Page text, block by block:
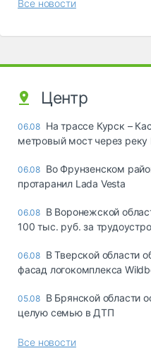
Все новости
Центр
06.08 На трассе Курск –
метровый мост через реку
06.08 Во Фрунзенском
протаранил Lada Vesta
06.08 В Воронежской
100 тыс. руб. за
06.08 В Тверской области
фасад логокомплекса
05.08 В Брянской области
целую семью в ДТП
Все новости